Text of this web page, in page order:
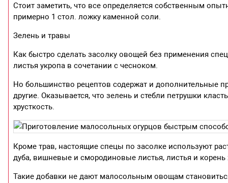
Стоит заметить, что все определяется собственным
примерно 1 стол. ложку каменной соли.
Зелень и травы
Как быстро сделать засолку овощей без применения
листья укропа в сочетании с чесноком.
Но большинство рецептов содержат и дополнительные
другие. Оказывается, что зелень и стебли петрушки
хрусткость.
Кроме трав, настоящие спецы по засолке используют
дуба, вишневые и смородиновые листья, листья и корень
Такие добавки не дают малосольным овощам